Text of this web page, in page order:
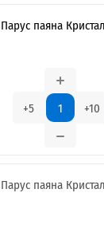
паяна
+5 +10
паяна